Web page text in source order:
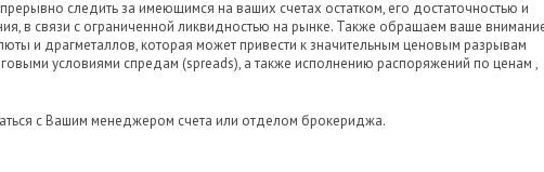
следить за имеющимся на ваших счетах остатком, его достаточностью и
в связи с ограниченной ликвидностью на рынке. Также обращаем ваше
и драгметаллов, которая может привести к значительным ценовым разрывам
условиями спредам (spreads), а также исполнению распоряжений по ценам ,
с Вашим менеджером счета или отделом брокериджа.